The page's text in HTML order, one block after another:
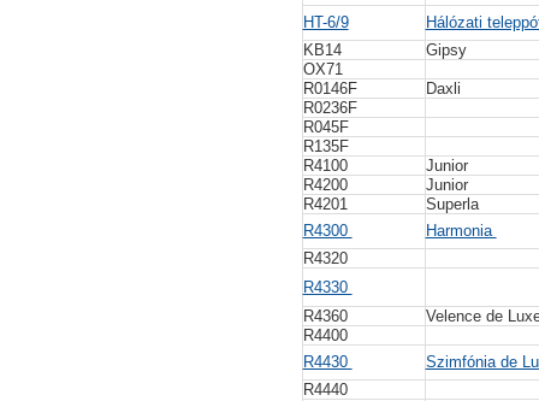
HT-6/9
Hálózati
KB14
Gipsy
OX71
R0146F
Daxli
R0236F
R045F
R135F
R4100
Junior
R4200
Junior
R4201
Superla
R4300
Harmonia
R4320
R4330
R4360
Velence de
R4400
R4430
Szimfónia de
R4440